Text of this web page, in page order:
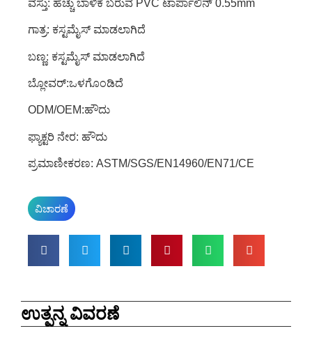
ವಸ್ತು: ಹೆಚ್ಚು ಬಾಳಿಕೆ ಬರುವ PVC ಟಾರ್ಪಾಲಿನ್ 0.55mm
ಗಾತ್ರ: ಕಸ್ಟಮೈಸ್ ಮಾಡಲಾಗಿದೆ
ಬಣ್ಣ: ಕಸ್ಟಮೈಸ್ ಮಾಡಲಾಗಿದೆ
ಬ್ಲೋವರ್:ಒಳಗೊಂಡಿದೆ
ODM/OEM:ಹೌದು
ಫ್ಯಾಕ್ಟರಿ ನೇರ: ಹೌದು
ಪ್ರಮಾಣೀಕರಣ: ASTM/SGS/EN14960/EN71/CE
ವಿಚಾರಣೆ
ಉತ್ಪನ್ನ ವಿವರಣೆ